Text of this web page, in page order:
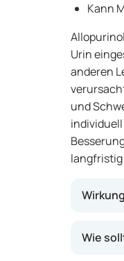
Kann
Urin
anderen
und
langfristig
Wie